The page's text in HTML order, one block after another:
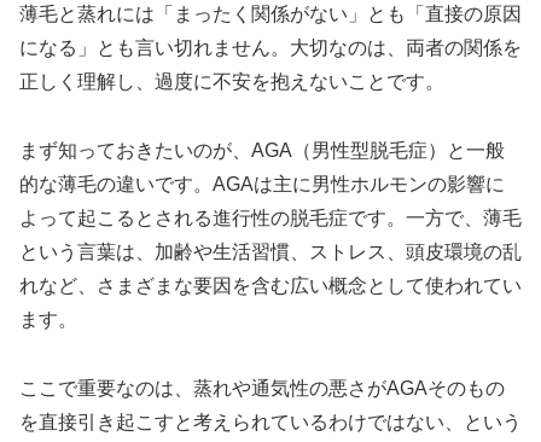
薄毛と蒸れには「まったく関係がない」とも「直接の原因
になる」とも言い切れません。大切なのは、両者の関係を
正しく理解し、過度に不安を抱えないことです。
まず知っておきたいのが、AGA（男性型脱毛症）と一般
的な薄毛の違いです。AGAは主に男性ホルモンの影響に
よって起こるとされる進行性の脱毛症です。一方で、薄毛
という言葉は、加齢や生活習慣、ストレス、頭皮環境の乱
れなど、さまざまな要因を含む広い概念として使われてい
ます。
ここで重要なのは、蒸れや通気性の悪さがAGAそのもの
を直接引き起こすと考えられているわけではない、という